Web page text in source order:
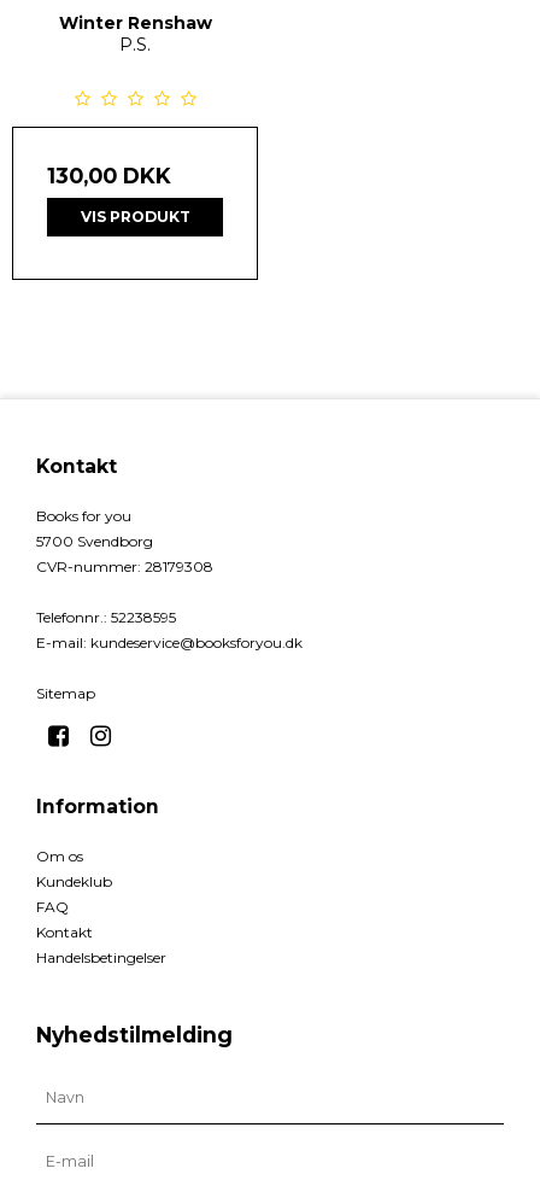
Winter Renshaw
P.S.
130,00 DKK
VIS PRODUKT
Kontakt
Books for you
5700 Svendborg
CVR-nummer: 28179308
Telefonnr. : 52238595
E-mail: kundeservice@booksforyou.dk
Sitemap
Information
Om os
Kundeklub
FAQ
Kontakt
Handelsbetingelser
Nyhedstilmelding